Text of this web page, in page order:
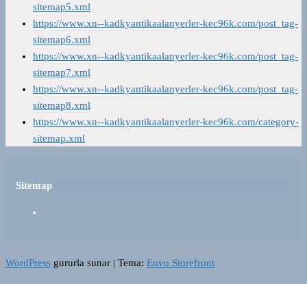
sitemap5.xml
https://www.xn--kadkyantikaalanyerler-kec96k.com/post_tag-
sitemap6.xml
https://www.xn--kadkyantikaalanyerler-kec96k.com/post_tag-
sitemap7.xml
https://www.xn--kadkyantikaalanyerler-kec96k.com/post_tag-
sitemap8.xml
https://www.xn--kadkyantikaalanyerler-kec96k.com/category-
sitemap.xml
Sitemap
WordPress gururla sunar | Tema: Envo Storefront